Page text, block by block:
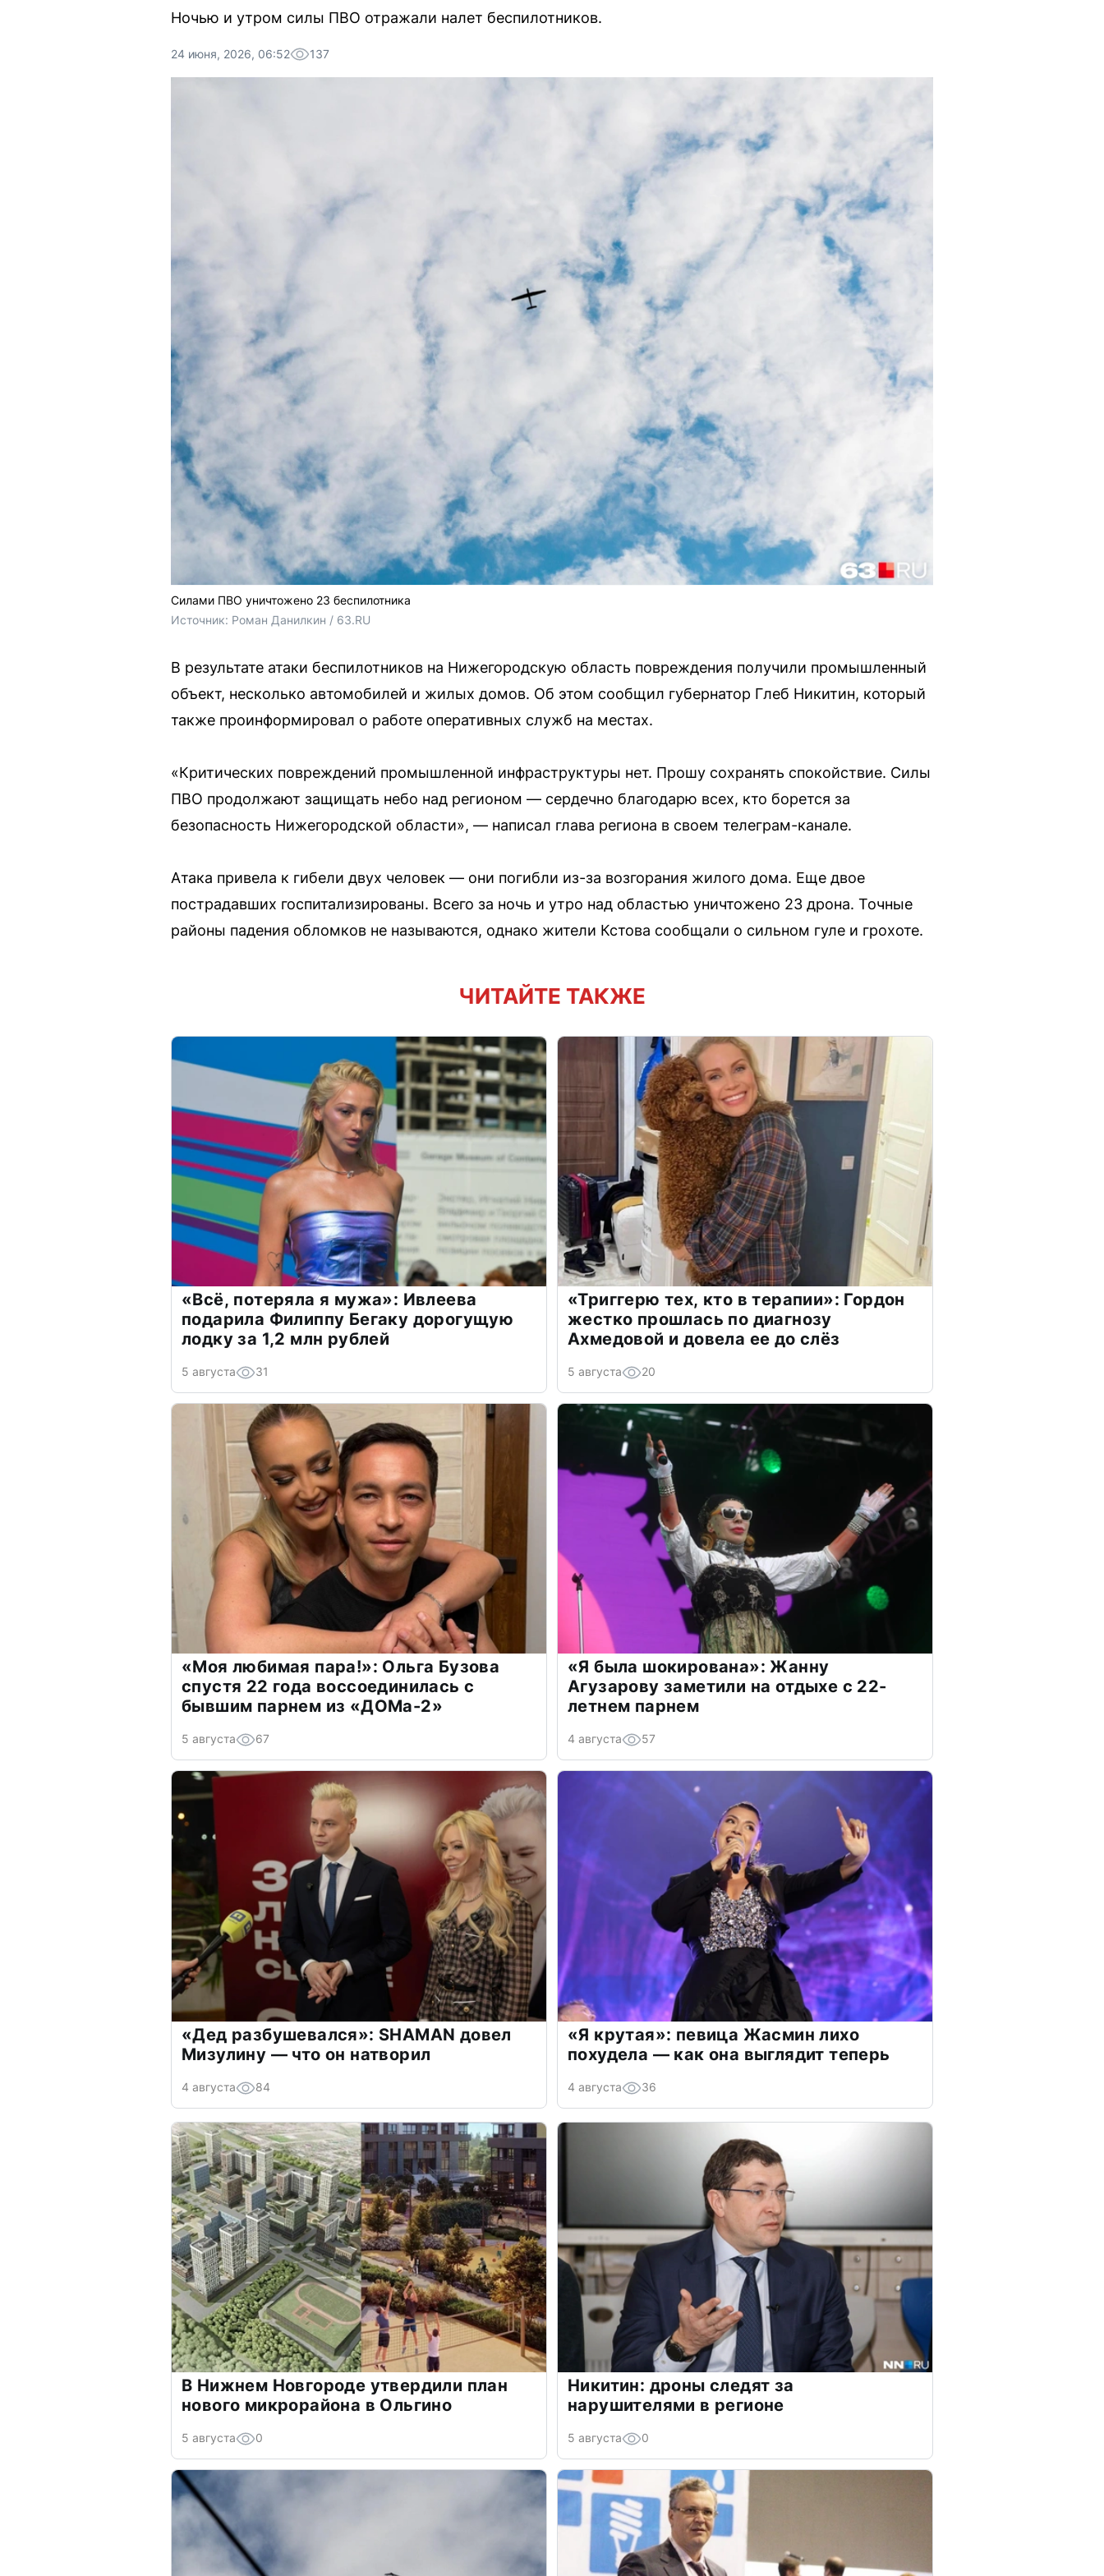
Ночью и утром силы ПВО отражали налет беспилотников.
24 июня, 2026, 06:52 137
Силами ПВО уничтожено 23 беспилотника
Источник: Роман Данилкин / 63.RU
В результате атаки беспилотников на Нижегородскую область повреждения получили промышленный
объект, несколько автомобилей и жилых домов. Об этом сообщил губернатор Глеб Никитин, который
также проинформировал о работе оперативных служб на местах.
«Критических повреждений промышленной инфраструктуры нет. Прошу сохранять спокойствие. Силы
ПВО продолжают защищать небо над регионом — сердечно благодарю всех, кто борется за
безопасность Нижегородской области», — написал глава региона в своем телеграм-канале.
Атака привела к гибели двух человек — они погибли из-за возгорания жилого дома. Еще двое
пострадавших госпитализированы. Всего за ночь и утро над областью уничтожено 23 дрона. Точные
районы падения обломков не называются, однако жители Кстова сообщали о сильном гуле и грохоте.
ЧИТАЙТЕ ТАКЖЕ
«Всё, потеряла я мужа»: Ивлеева
подарила Филиппу Бегаку дорогущую
лодку за 1,2 млн рублей
5 августа 31
«Триггерю тех, кто в терапии»: Гордон
жестко прошлась по диагнозу
Ахмедовой и довела ее до слёз
5 августа 20
«Моя любимая пара!»: Ольга Бузова
спустя 22 года воссоединилась с
бывшим парнем из «ДОМа-2»
5 августа 67
«Я была шокирована»: Жанну
Агузарову заметили на отдыхе с 22-
летнем парнем
4 августа 57
«Дед разбушевался»: SHAMAN довел
Мизулину — что он натворил
4 августа 84
«Я крутая»: певица Жасмин лихо
похудела — как она выглядит теперь
4 августа 36
В Нижнем Новгороде утвердили план
нового микрорайона в Ольгино
5 августа 0
Никитин: дроны следят за
нарушителями в регионе
5 августа 0